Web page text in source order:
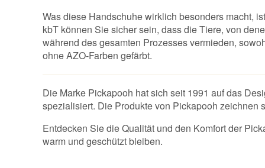
Was diese Handschuhe wirklich besonders macht,
kbT können Sie sicher sein, dass die Tiere, von
während des gesamten Prozesses vermieden,
ohne AZO-Farben gefärbt.
Die Marke Pickapooh hat sich seit 1991 auf das
spezialisiert. Die Produkte von Pickapooh zeichnen
Entdecken Sie die Qualität und den Komfort der
warm und geschützt bleiben.